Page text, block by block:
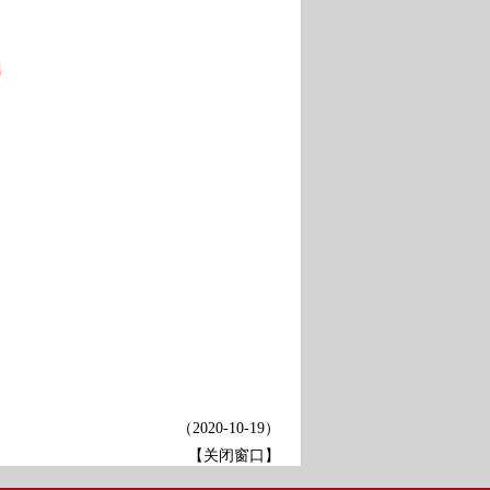
（2020-10-19）
【关闭窗口】